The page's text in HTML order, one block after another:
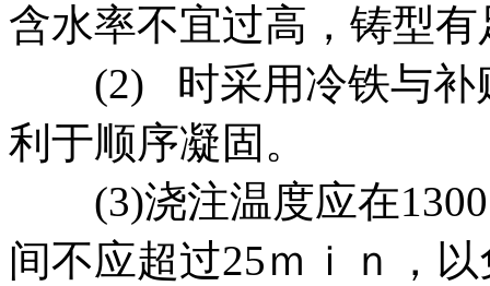
含水率不宜过高，铸型
(2) 时采用冷铁与补
利于顺序凝固。
(3)浇注温度应在1300
间不应超过25ｍｉｎ，